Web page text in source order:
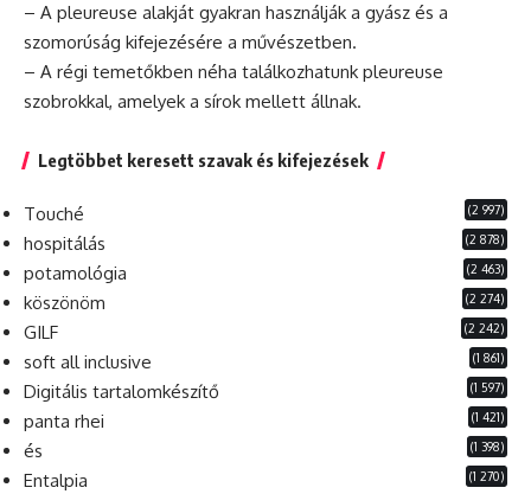
– A pleureuse alakját gyakran használják a gyász és a
szomorúság kifejezésére a művészetben.
– A régi temetőkben néha találkozhatunk pleureuse
szobrokkal, amelyek a sírok mellett állnak.
Legtöbbet keresett szavak és kifejezések
Touché (2 997)
hospitálás (2 878)
potamológia (2 463)
köszönöm (2 274)
GILF (2 242)
soft all inclusive (1 861)
Digitális tartalomkészítő (1 597)
panta rhei (1 421)
és (1 398)
Entalpia (1 270)